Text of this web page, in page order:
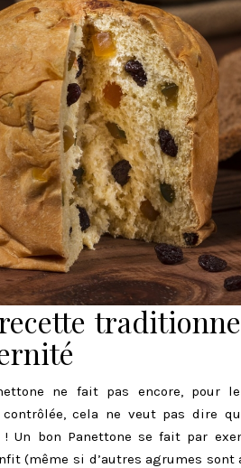
ne fait pas encore, pour le
contrôlée, cela ne veut pas dire
! Un bon Panettone se fait par
(même si d’autres agrumes